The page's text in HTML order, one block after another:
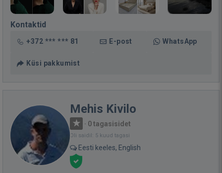
Kontaktid
+372 *** *** 81 E-post WhatsApp
Küsi pakkumist
Mehis Kivilo
· 0 tagasisidet
Oli saidil: 5 kuud tagasi
Eesti keeles, English